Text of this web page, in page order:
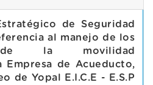
de Seguridad
al manejo de los
de la movilidad
Empresa de Acueducto,
de Yopal E.I.C.E - E.S.P